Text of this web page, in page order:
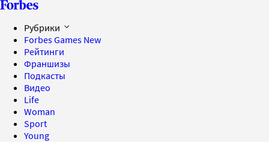
Рубрики
Forbes Games New
Рейтинги
Франшизы
Подкасты
Видео
Life
Woman
Sport
Young